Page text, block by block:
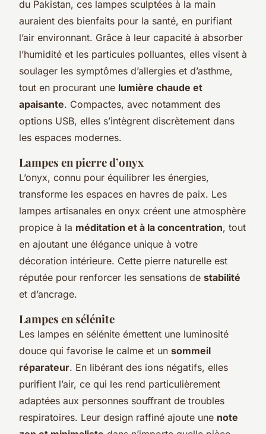
du Pakistan, ces lampes sculptées à la main
auraient des bienfaits pour la santé, en purifiant
l’air environnant. Grâce à leur capacité à absorber
l’humidité et les particules polluantes, elles visent à
soulager les symptômes d’allergies et d’asthme,
tout en procurant une lumière chaude et
apaisante. Compactes, avec notamment des
options USB, elles s’intègrent discrètement dans
les espaces modernes.
Lampes en pierre d’onyx
L’onyx, connu pour équilibrer les énergies,
transforme les espaces en havres de paix. Les
lampes artisanales en onyx créent une atmosphère
propice à la méditation et à la concentration, tout
en ajoutant une élégance unique à votre
décoration intérieure. Cette pierre naturelle est
réputée pour renforcer les sensations de stabilité
et d’ancrage.
Lampes en sélénite
Les lampes en sélénite émettent une luminosité
douce qui favorise le calme et un sommeil
réparateur. En libérant des ions négatifs, elles
purifient l’air, ce qui les rend particulièrement
adaptées aux personnes souffrant de troubles
respiratoires. Leur design raffiné ajoute une note